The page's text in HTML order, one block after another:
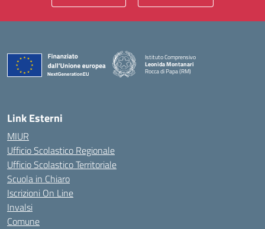
Istituto Comprensivo
Leonida Montanari
Rocca di Papa (RM)
— Visita la pagina iniziale della scuola
Link Esterni
MIUR
Ufficio Scolastico Regionale
Ufficio Scolastico Territoriale
Scuola in Chiaro
Iscrizioni On Line
Invalsi
Comune